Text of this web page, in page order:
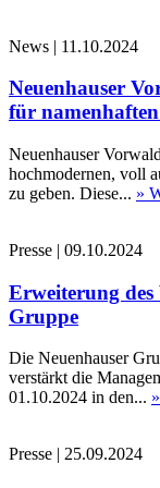
News | 11.10.2024
Neuenhauser
für
Neuenhauser
hochmodernen, voll
zu geben. Diese... »
Presse | 09.10.2024
Erweiterung des
Gruppe
Die Neuenhauser
verstärkt die
01.10.2024 in den...
Presse | 25.09.2024